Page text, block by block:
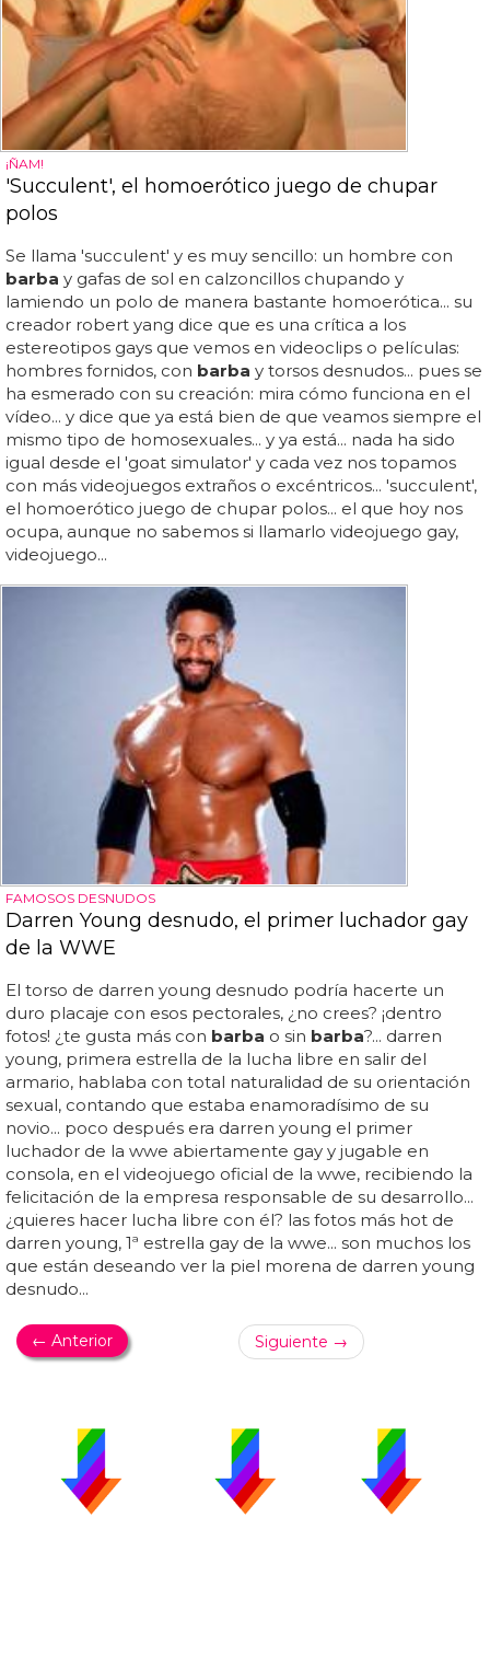
¡ÑAM!
'Succulent', el homoerótico juego de chupar
polos
Se llama 'succulent' y es muy sencillo: un hombre con
barba y gafas de sol en calzoncillos chupando y
lamiendo un polo de manera bastante homoerótica... su
creador robert yang dice que es una crítica a los
estereotipos gays que vemos en videoclips o películas:
hombres fornidos, con barba y torsos desnudos... pues se
ha esmerado con su creación: mira cómo funciona en el
vídeo... y dice que ya está bien de que veamos siempre el
mismo tipo de homosexuales... y ya está... nada ha sido
igual desde el 'goat simulator' y cada vez nos topamos
con más videojuegos extraños o excéntricos... 'succulent',
el homoerótico juego de chupar polos... el que hoy nos
ocupa, aunque no sabemos si llamarlo videojuego gay,
videojuego...
FAMOSOS DESNUDOS
Darren Young desnudo, el primer luchador gay
de la WWE
El torso de darren young desnudo podría hacerte un
duro placaje con esos pectorales, ¿no crees? ¡dentro
fotos! ¿te gusta más con barba o sin barba?... darren
young, primera estrella de la lucha libre en salir del
armario, hablaba con total naturalidad de su orientación
sexual, contando que estaba enamoradísimo de su
novio... poco después era darren young el primer
luchador de la wwe abiertamente gay y jugable en
consola, en el videojuego oficial de la wwe, recibiendo la
felicitación de la empresa responsable de su desarrollo...
¿quieres hacer lucha libre con él? las fotos más hot de
darren young, 1ª estrella gay de la wwe... son muchos los
que están deseando ver la piel morena de darren young
desnudo...
← Anterior Siguiente →